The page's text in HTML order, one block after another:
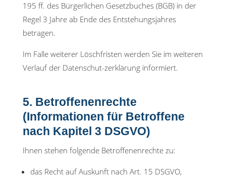
195 ff. des Bürgerlichen Gesetzbuches (BGB) in der
Regel 3 Jahre ab Ende des Entstehungsjahres
betragen.
Im Falle weiterer Löschfristen werden Sie im weiteren
Verlauf der Datenschut-zerklärung informiert.
5. Betroffenenrechte
(Informationen für Betroffene
nach Kapitel 3 DSGVO)
Ihnen stehen folgende Betroffenenrechte zu:
das Recht auf Auskunft nach Art. 15 DSGVO,